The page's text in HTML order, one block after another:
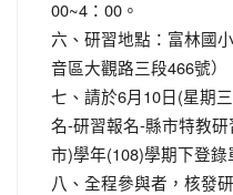
00~4：00。
六、研習地點：富林國
音區大觀路三段466號）
七、請於6月10日(星期
名-研習報名-縣市特教
市)學年(108)學期下登錄
八、全程參與者，核發